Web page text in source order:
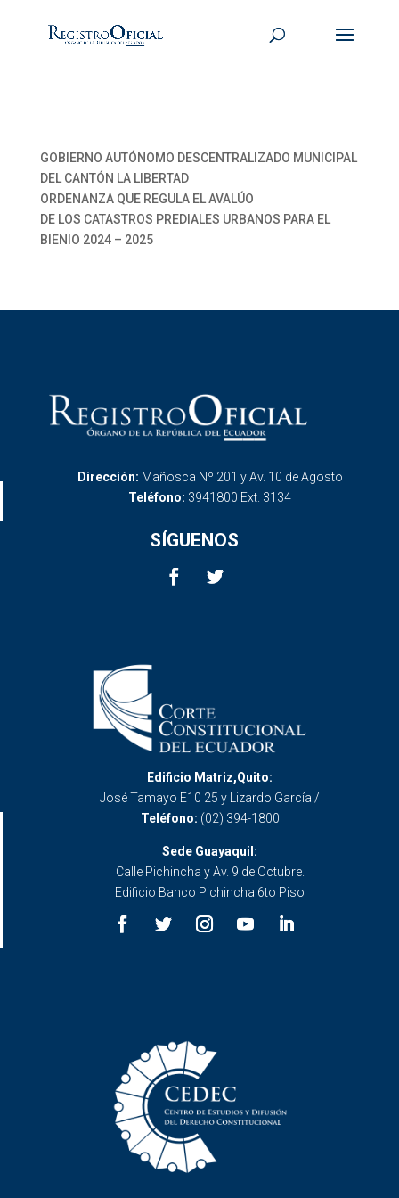
GOBIERNO AUTÓNOMO DESCENTRALIZADO MUNICIPAL
DEL CANTÓN LA LIBERTAD
ORDENANZA QUE REGULA EL AVALÚO
DE LOS CATASTROS PREDIALES URBANOS PARA EL
BIENIO 2024 – 2025
Dirección: Mañosca Nº 201 y Av. 10 de Agosto
Teléfono: 3941800 Ext. 3134
SÍGUENOS
Edificio Matriz,Quito:
José Tamayo E10 25 y Lizardo García /
Teléfono: (02) 394-1800
Sede Guayaquil:
Calle Pichincha y Av. 9 de Octubre.
Edificio Banco Pichincha 6to Piso